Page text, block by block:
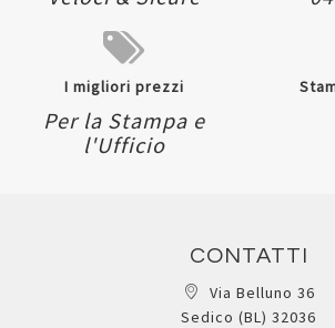
I migliori prezzi
Per la Stampa e
l'Ufficio
CONTATTI
Via Belluno 36
Sedico (BL) 32036